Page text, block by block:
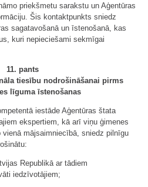
priekšmetu sarakstu un Aģentūras
Šis kontaktpunkts sniedz
sagatavošanā un īstenošanā, kas
kuri nepieciešami sekmīgai
11. pants
tiesību nodrošināšanai pirms
līguma īstenošanas
iestāde Aģentūras štata
ekspertiem, kā arī viņu ģimenes
mājsaimniecībā, sniedz pilnīgu
Republikā ar tādiem
iedzīvotājiem;